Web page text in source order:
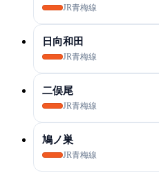
JR青梅線
日向和田
JR青梅線
二俣尾
JR青梅線
鳩ノ巣
JR青梅線